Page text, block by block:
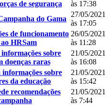
de segurança
às 17:38
do Gama
27/05/2021
às 17:05
de funcionamento
HRSam
26/05/2021
às 11:28
sobre
doenças raras
21/05/2021
às 16:08
sobre
da educação
21/05/2021
às 15:42
recomendações
21/05/2021
às 7:44